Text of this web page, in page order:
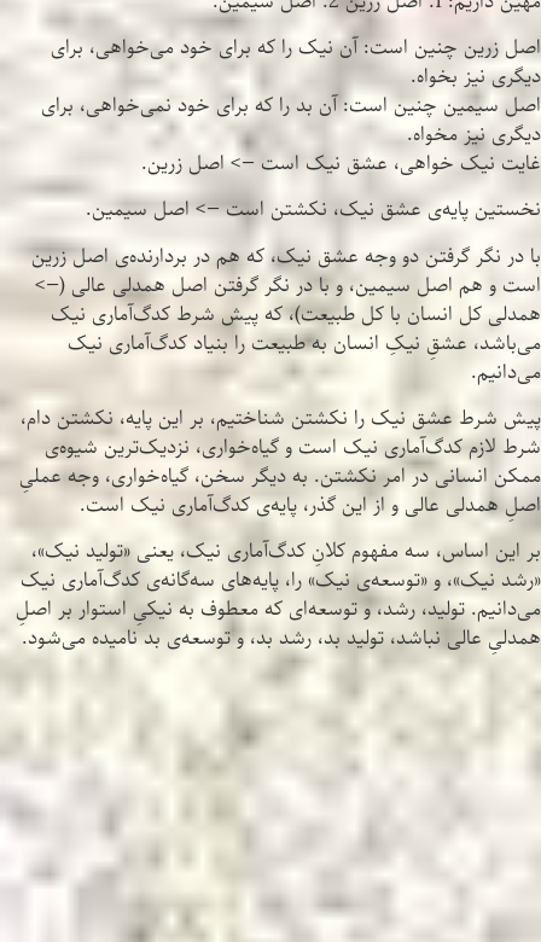
اصل زرین چنین است: آن نیک را که برای خود می‌خواهی، برای
دیگری نیز بخواه.
اصل سیمین چنین است: آن بد را که برای خود نمی‌خواهی، برای
دیگری نیز مخواه.
غایت نیک خواهی، عشق نیک است —> اصل زرین.
نخستین پایه‌ی عشق نیک، نکشتن است —> اصل سیمین.
با در نگر گرفتن دو وجه عشق نیک، که هم در بردارنده‌ی اصل زرین
است و هم اصل سیمین، و با در نگر گرفتن اصل همدلی عالی (—>
همدلی کل انسان با کل طبیعت)، که پیش شرط کدگ‌آماری نیک
می‌باشد، عشقِ نیکِ انسان به طبیعت را بنیاد کدگ‌آماری نیک
می‌دانیم.
پیش شرط عشق نیک را نکشتن شناختیم، بر این پایه، نکشتن دام،
شرط لازم کدگ‌آماری نیک است و گیاه‌خواری، نزدیک‌ترین شیوه‌ی
ممکن انسانی در امر نکشتن. به دیگر سخن، گیاه‌خواری، وجه عملیِ
اصلِ همدلی عالی و از این گذر، پایه‌ی کدگ‌آماری نیک است.
بر این اساس، سه مفهوم کلانِ کدگ‌آماری نیک، یعنی «تولید نیک»،
«رشد نیک»، و «توسعه‌ی نیک» را، پایه‌های سه‌گانه‌ی کدگ‌آماری نیک
می‌دانیم. تولید، رشد، و توسعه‌ای که معطوف به نیکیِ استوار بر اصلِ
همدلیِ عالی نباشد، تولید بد، رشد بد، و توسعه‌ی بد نامیده می‌شود.